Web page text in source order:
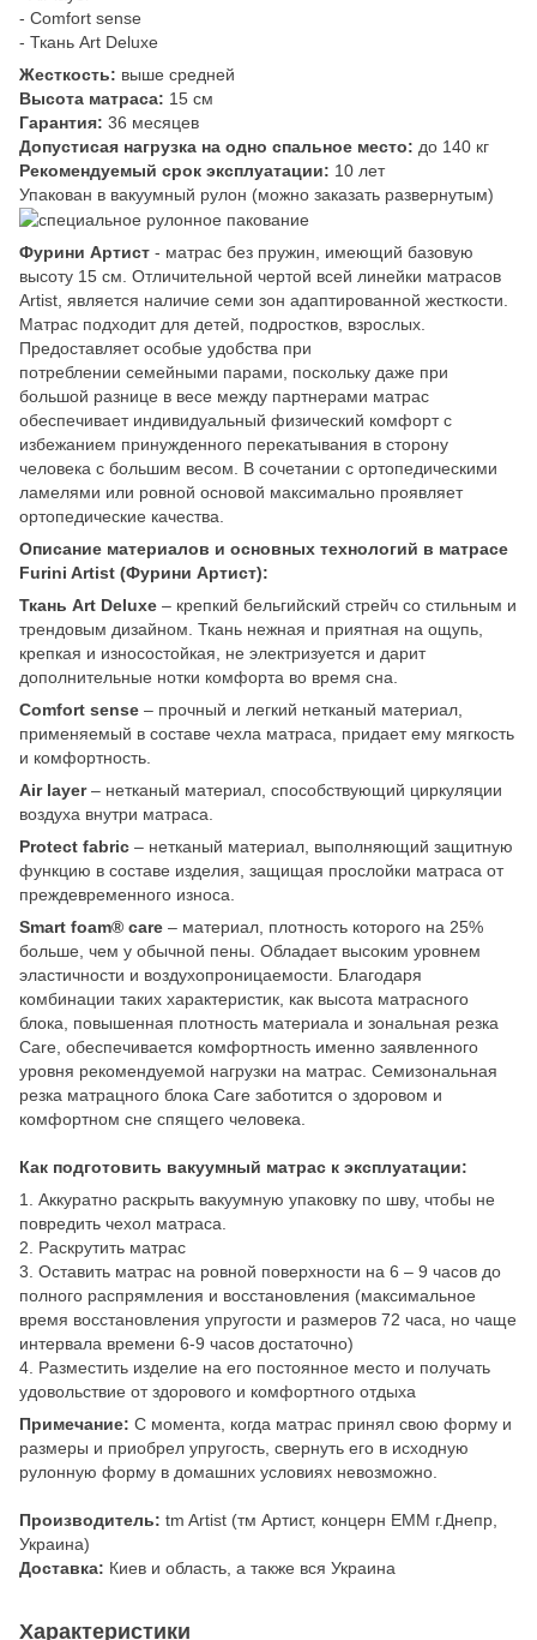
- Comfort sense
- Ткань Art Deluxe
Жесткость: выше средней
Высота матраса: 15 см
Гарантия: 36 месяцев
Допустисая нагрузка на одно спальное место: до 140 кг
Рекомендуемый срок эксплуатации: 10 лет
Упакован в вакуумный рулон (можно заказать развернутым)
Фурини Артист - матрас без пружин, имеющий базовую
высоту 15 см. Отличительной чертой всей линейки матрасов
Artist, является наличие семи зон адаптированной жесткости.
Матрас подходит для детей, подростков, взрослых.
Предоставляет особые удобства при
потреблении семейными парами, поскольку даже при
большой разнице в весе между партнерами матрас
обеспечивает индивидуальный физический комфорт с
избежанием принужденного перекатывания в сторону
человека с большим весом. В сочетании с ортопедическими
ламелями или ровной основой максимально проявляет
ортопедические качества.
Описание материалов и основных технологий в матрасе
Furini Artist (Фурини Артист):
Ткань Art Deluxe – крепкий бельгийский стрейч со стильным и
трендовым дизайном. Ткань нежная и приятная на ощупь,
крепкая и износостойкая, не электризуется и дарит
дополнительные нотки комфорта во время сна.
Comfort sense – прочный и легкий нетканый материал,
применяемый в составе чехла матраса, придает ему мягкость
и комфортность.
Air layer– нетканый материал, способствующий циркуляции
воздуха внутри матраса.
Protect fabric – нетканый материал, выполняющий защитную
функцию в составе изделия, защищая прослойки матраса от
преждевременного износа.
Smart foam® care – материал, плотность которого на 25%
больше, чем у обычной пены. Обладает высоким уровнем
эластичности и воздухопроницаемости. Благодаря
комбинации таких характеристик, как высота матрасного
блока, повышенная плотность материала и зональная резка
Care, обеспечивается комфортность именно заявленного
уровня рекомендуемой нагрузки на матрас. Семизональная
резка матрацного блока Care заботится о здоровом и
комфортном сне спящего человека.
Как подготовить вакуумный матрас к эксплуатации:
1. Аккуратно раскрыть вакуумную упаковку по шву, чтобы не
повредить чехол матраса.
2. Раскрутить матрас
3. Оставить матрас на ровной поверхности на 6 – 9 часов до
полного распрямления и восстановления (максимальное
время восстановления упругости и размеров 72 часа, но чаще
интервала времени 6-9 часов достаточно)
4. Разместить изделие на его постоянное место и получать
удовольствие от здорового и комфортного отдыха
Примечание: С момента, когда матрас принял свою форму и
размеры и приобрел упругость, свернуть его в исходную
рулонную форму в домашних условиях невозможно.
Производитель: tm Artist (тм Артист, концерн ЕММ г.Днепр,
Украина)
Доставка: Киев и область, а также вся Украина
Характеристики